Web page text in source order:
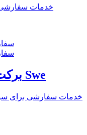
برکت سفارشی خدمه گردن Swe